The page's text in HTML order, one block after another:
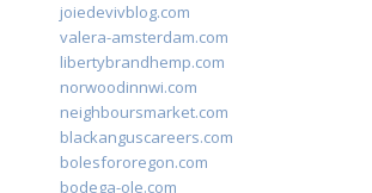
joiedevivblog.com
valera-amsterdam.com
libertybrandhemp.com
norwoodinnwi.com
neighboursmarket.com
blackanguscareers.com
bolesfororegon.com
bodega-ole.com